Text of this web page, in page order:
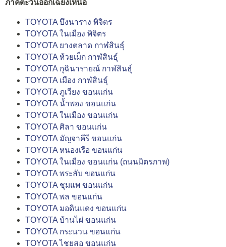
ภาคตะวันออกเฉียงเหนือ
TOYOTA บึงนาราง พิจิตร
TOYOTA ในเมือง พิจิตร
TOYOTA ยางตลาด กาฬสินธุ์
TOYOTA ห้วยเม็ก กาฬสินธุ์
TOYOTA กุฉินารายณ์ กาฬสินธุ์
TOYOTA เมือง กาฬสินธุ์
TOYOTA ภูเวียง ขอนแก่น
TOYOTA น้ำพอง ขอนแก่น
TOYOTA ในเมือง ขอนแก่น
TOYOTA ศิลา ขอนแก่น
TOYOTA มัญจาคีรี ขอนแก่น
TOYOTA หนองเรือ ขอนแก่น
TOYOTA ในเมือง ขอนแก่น (ถนนมิตรภาพ)
TOYOTA พระลับ ขอนแก่น
TOYOTA ชุมแพ ขอนแก่น
TOYOTA พล ขอนแก่น
TOYOTA มอดินแดง ขอนแก่น
TOYOTA บ้านไผ่ ขอนแก่น
TOYOTA กระนวน ขอนแก่น
TOYOTA ไชยสอ ขอนแก่น